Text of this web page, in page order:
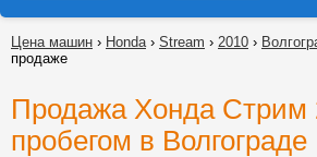
Цена машин › Honda› Stream › 2010 ›
продаже
Продажа Хонда Стрим
пробегом в Волгограде